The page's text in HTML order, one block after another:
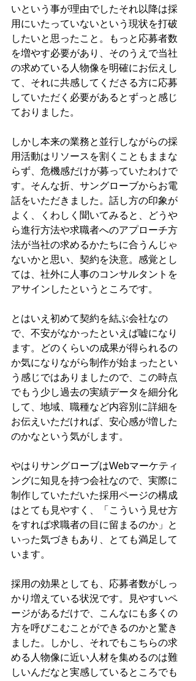
いという事が理由でしたそれ以降は採
用にいたっていないという現状を打破
したいと思ったこと。もっと応募者数
を増やす必要があり、そのうえで当社
の求めている人物像を明確にお伝えし
て、それに共感してくださる方に応募
していただく必要があるとずっと感じ
ておりました。
しかし本来の業務と並行しながらの採
用活動はリソースを割くこともままな
らず、危機感だけが募っていたわけで
す。そんな折、サングローブからお電
話をいただきました。話し方の印象が
よく、くわしく聞いてみると、どうや
ら進行方法や求職者へのアプローチ方
法が当社の求めるかたちに合うんじゃ
ないかと思い、契約を決意。感覚とし
ては、社外に人事のコンサルタントを
アサインしたというところです。
とはいえ初めて契約を結ぶ会社なの
で、不安がなかったといえば嘘になり
ます。どのくらいの成果が得られるの
か気になりながら制作が始まったとい
う感じではありましたので、この時点
でもう少し過去の実績データを細分化
して、地域、職種など内容別に詳細を
お伝えいただければ、安心感が増した
のかなという気がします。
やはりサングローブはWebマーケティ
ングに知見を持つ会社なので、実際に
制作していただいた採用ページの構成
はとても見やすく、「こういう見せ方
をすれば求職者の目に留まるのか」と
いった気づきもあり、とても満足して
います。
採用の効果としても、応募者数がしっ
かり増えている状況です。見やすいペ
ージがあるだけで、こんなにも多くの
方を呼びこむことができるのかと驚き
ました。しかし、それでもこちらの求
める人物像に近い人材を集めるのは難
しいんだなと実感しているところでも